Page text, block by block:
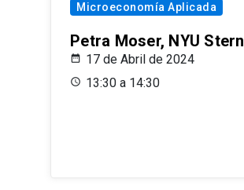
Microeconomía Aplicada
Petra Moser, NYU Stern
17 de Abril de 2024
13:30 a 14:30